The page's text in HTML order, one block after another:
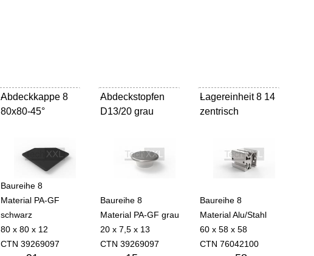
Abdeckkappe 8
80x80-45°
-
Baureihe 8
Material PA-GF
schwarz
80 x 80 x 12
CTN 39269097
Abdeckstopfen
D13/20 grau
-
Baureihe 8
Material PA-GF grau
20 x 7,5 x 13
CTN 39269097
Lagereinheit 8 14
zentrisch
-
Baureihe 8
Material Alu/Stahl
60 x 58 x 58
CTN 76042100